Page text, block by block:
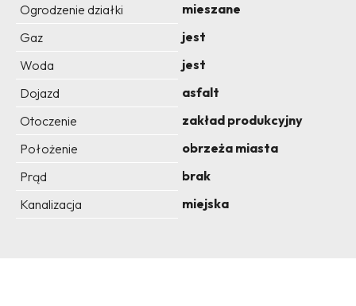
Ogrodzenie działki
mieszane
Gaz
jest
Woda
jest
Dojazd
asfalt
Otoczenie
zakład produkcyjny
Położenie
obrzeża miasta
Prąd
brak
Kanalizacja
miejska